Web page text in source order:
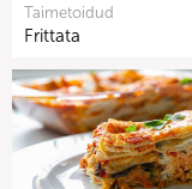
Taimetoidud
Frittata